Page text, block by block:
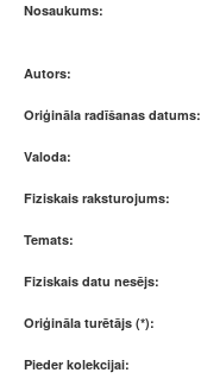
Nosaukums:
Autors:
Oriģināla radīšanas datums:
Valoda:
Fiziskais raksturojums:
Temats:
Fiziskais datu nesējs:
Oriģināla turētājs (*):
Pieder kolekcijai: